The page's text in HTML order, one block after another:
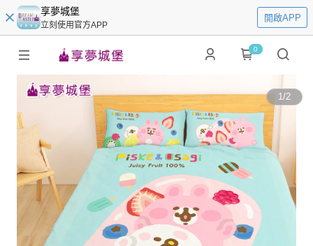
享夢城堡
立刻使用官方APP
開啟APP
0
1/2